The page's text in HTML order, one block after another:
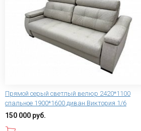
Прямой серый светлый велюр 2420*1100
спальное 1900*1600 диван Виктория 1/6
150 000 руб.